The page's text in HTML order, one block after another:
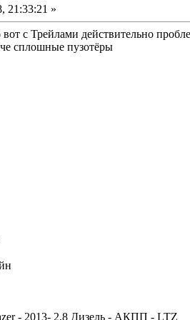
21:33:21 »
с Трейлами действительно
сплошные пузотёры
- 2013- 2,8 Дизель - АКПП - LTZ